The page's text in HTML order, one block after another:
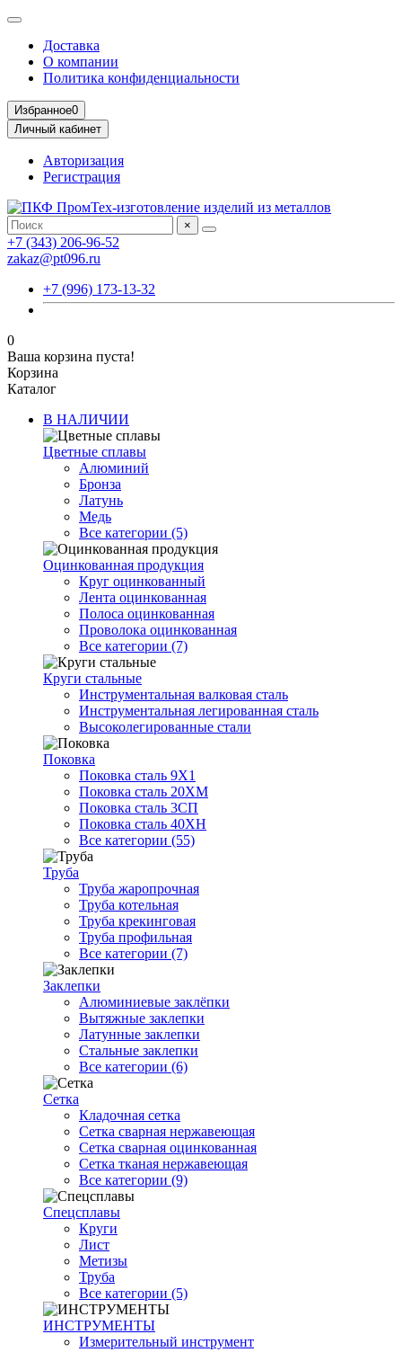
Доставка
О компании
Политика конфиденциальности
Избранное0
Личный кабинет
Авторизация
Регистрация
×
+7 (343) 206-96-52
zakaz@pt096.ru
+7 (996) 173-13-32
0
Ваша корзина пуста!
Корзина
Каталог
В НАЛИЧИИ
Цветные сплавы
Алюминий
Бронза
Латунь
Медь
Все категории (5)
Оцинкованная продукция
Круг оцинкованный
Лента оцинкованная
Полоса оцинкованная
Проволока оцинкованная
Все категории (7)
Круги стальные
Инструментальная валковая сталь
Инструментальная легированная сталь
Высоколегированные стали
Поковка
Поковка сталь 9Х1
Поковка сталь 20ХМ
Поковка сталь 3СП
Поковка сталь 40ХН
Все категории (55)
Труба
Труба жаропрочная
Труба котельная
Труба крекинговая
Труба профильная
Все категории (7)
Заклепки
Алюминиевые заклёпки
Вытяжные заклепки
Латунные заклепки
Стальные заклепки
Все категории (6)
Сетка
Кладочная сетка
Сетка сварная нержавеющая
Сетка сварная оцинкованная
Сетка тканая нержавеющая
Все категории (9)
Спецсплавы
Круги
Лист
Метизы
Труба
Все категории (5)
ИНСТРУМЕНТЫ
Измерительный инструмент